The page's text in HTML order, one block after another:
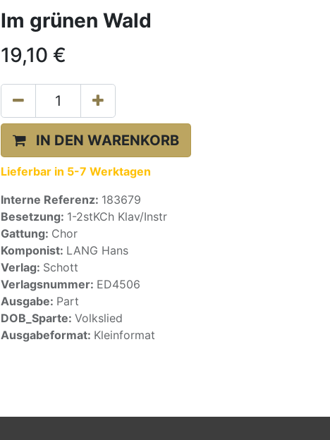
Im grünen Wald
19,10 €
IN DEN WARENKORB
Lieferbar in 5-7 Werktagen
Interne Referenz: 183679
Besetzung: 1-2stKCh Klav/Instr
Gattung: Chor
Komponist: LANG Hans
Verlag: Schott
Verlagsnummer: ED4506
Ausgabe: Part
DOB_Sparte: Volkslied
Ausgabeformat: Kleinformat